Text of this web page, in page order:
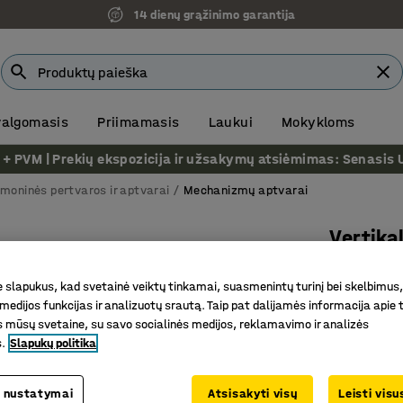
14 dienų grąžinimo garantija
Priimamasis Laukui Mokykloms
PVM | Prekių ekspozicija ir užsakymų atsiėmimas: Senasis
pertvaros ir aptvarai Mechanizmų aptvarai
Prekės
Leidžia
Sukuria
slapukus, kad svetainė veiktų tinkamai, suasmenintų turinį bei
funkcijas ir analizuotų srautą. Taip pat dalijamės informacija apie
mūsų svetaine, su savo socialinės medijos, reklamavimo ir analizės
Slapukų politika
nustatymai Atsisakyti visų Leisti